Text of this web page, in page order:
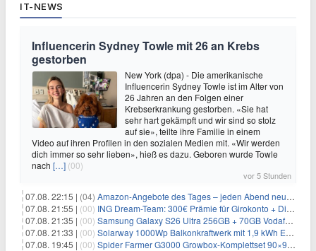
IT-NEWS
Influencerin Sydney Towle mit 26 an Krebs
gestorben
New York (dpa) - Die amerikanische
Influencerin Sydney Towle ist im Alter von
26 Jahren an den Folgen einer
Krebserkrankung gestorben. «Sie hat
sehr hart gekämpft und wir sind so stolz
auf sie», teilte ihre Familie in einem
Video auf ihren Profilen in den sozialen Medien mit. «Wir werden
dich immer so sehr lieben», hieß es dazu. Geboren wurde Towle
nach […] (00)
vor 5 Stunden
07.08. 22:15 | (04) Amazon-Angebote des Tages – jeden Abend neue Deals zum Stöbern
07.08. 21:55 | (00) ING Dream-Team: 300€ Prämie für Girokonto + Direkt-Depot
07.08. 21:35 | (00) Samsung Galaxy S26 Ultra 256GB + 70GB Vodafone-Netz für 34,99€/Monat (effektiv 4,74€/Monat)
07.08. 21:33 | (00) Solarway 1000Wp Balkonkraftwerk mit 1,9 kWh EcoFlow-Speicher für 719€ + 30€ Filial-Gutschein
07.08. 19:45 | (00) Spider Farmer G3000 Growbox-Komplettset 90×90×180 cm für 379,99€